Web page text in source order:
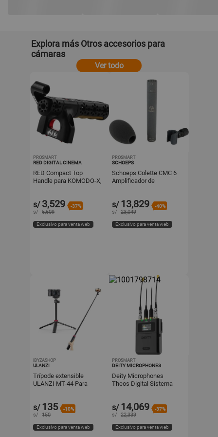
Explora más Otros accesorios para
cámaras
Ver todo
PROSMART
RED DIGITAL CINEMA
RED Compact Top
Handle para KOMODO-X,
Incrust
s/ 3,529 -37%
s/ 5,609
Exclusivo para venta web
PROSMART
SCHOEPS
Schoeps Colette CMC 6
Amplificador de
Omnidireccional
s/ 13,829 -40%
s/ 23,049
Exclusivo para venta web
IBYZASHOP
ULANZI
Trípode extensible
ULANZI MT-44 Para
s/ 135 -10%
s/ 150
Exclusivo para venta web
PROSMART
DEITY MICROPHONES
Deity Microphones
Theos Digital Sistema
para 2 Pe
s/ 14,069 -37%
s/ 22,339
Exclusivo para venta web